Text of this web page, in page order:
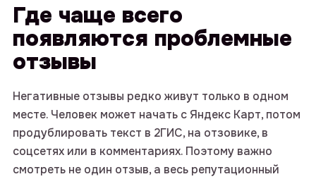
Где чаще всего
появляются проблемные
отзывы
Негативные отзывы редко живут только в одном
месте. Человек может начать с Яндекс Карт, потом
продублировать текст в 2ГИС, на отзовике, в
соцсетях или в комментариях. Поэтому важно
смотреть не один отзыв, а весь репутационный